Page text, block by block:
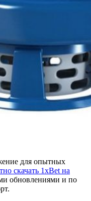
для опытных
скачать 1xBet на
обновлениями и по